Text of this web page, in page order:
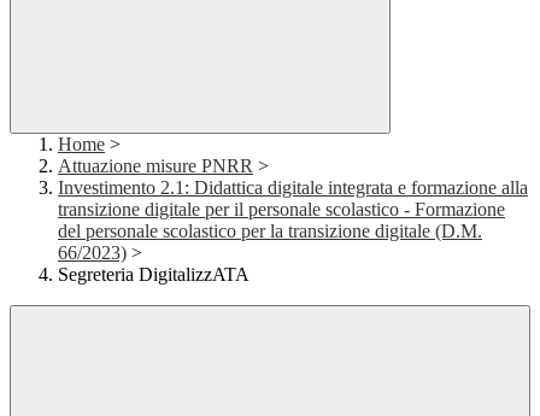
Home >
Attuazione misure PNRR >
Investimento 2.1: Didattica digitale integrata e formazione alla
transizione digitale per il personale scolastico - Formazione
del personale scolastico per la transizione digitale (D.M.
66/2023) >
Segreteria DigitalizzATA